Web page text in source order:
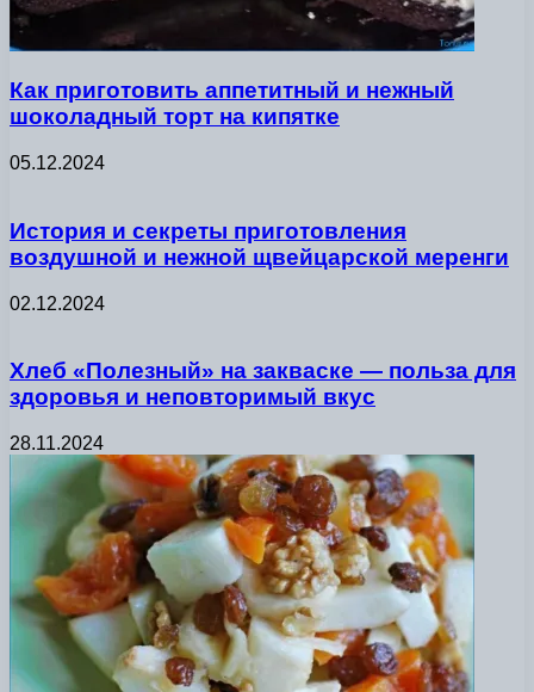
Как приготовить аппетитный и нежный
шоколадный торт на кипятке
05.12.2024
История и секреты приготовления
воздушной и нежной щвейцарской меренги
02.12.2024
Хлеб «Полезный» на закваске — польза для
здоровья и неповторимый вкус
28.11.2024